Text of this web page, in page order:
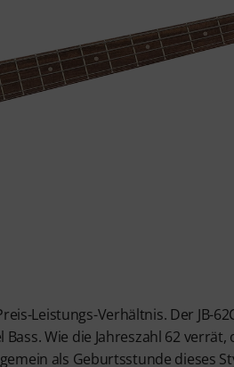
Leistungs-Verhältnis. Der JB-
Wie die Jahreszahl 62
als Geburtsstunde dieses